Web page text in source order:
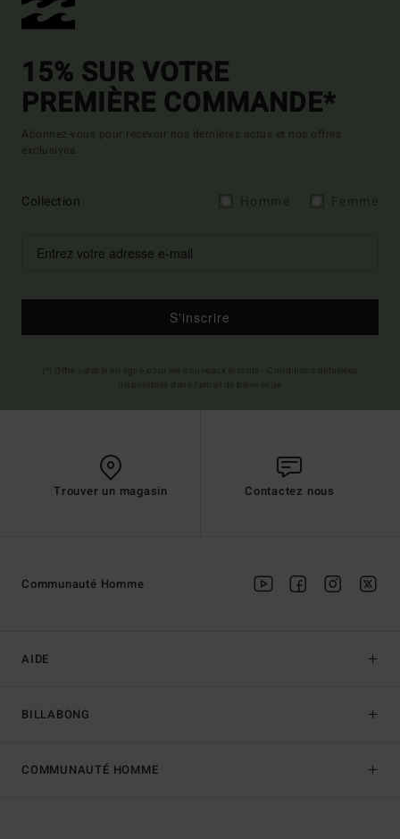
15% SUR VOTRE
PREMIÈRE COMMANDE*
Abonnez-vous pour recevoir nos dernières actus et nos offres
exclusives.
Collection
S'inscrire
Trouver un magasin Contactez nous
AIDE
BILLABONG
Communauté Homme
COMMUNAUTÉ HOMME